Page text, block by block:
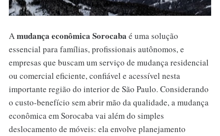
Amudança econômica Sorocaba é uma solução
essencial para famílias, profissionais autônomos, e
empresas que buscam um serviço de mudança residencial
ou comercial eficiente, confiável e acessível nesta
importante região do interior de São Paulo. Considerando
o custo-benefício sem abrir mão da qualidade, a mudança
econômica em Sorocaba vai além do simples
deslocamento de móveis: ela envolve planejamento